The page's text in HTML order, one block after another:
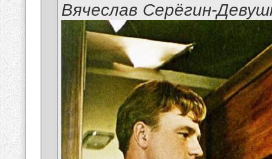
Вячеслав Серёгин-